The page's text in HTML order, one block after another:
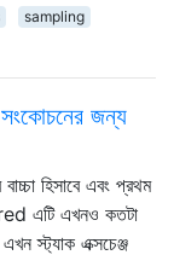
sampling
জন্য
হিসাবে এবং প্রথম
এটি এখনও কতটা
স্ট্যাক এক্সচেঞ্জ